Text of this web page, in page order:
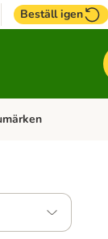
Beställ igen
menu: